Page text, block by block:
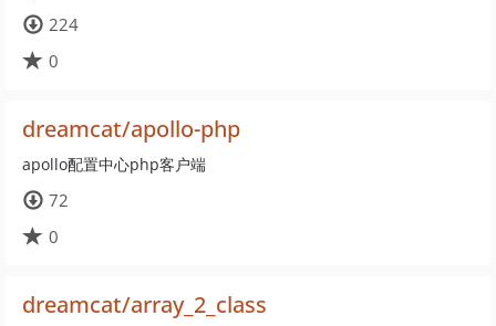
224
0
dreamcat/apollo-php
apollo配置中心php客户端
72
0
dreamcat/array_2_class